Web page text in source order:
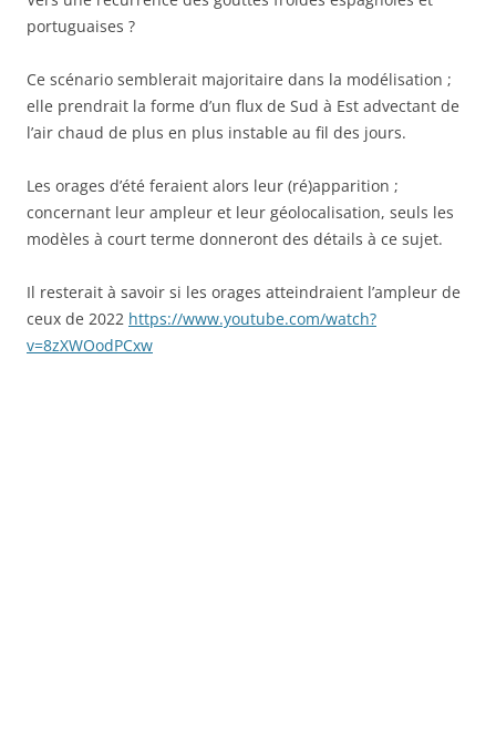
portuguaises ?
Ce scénario semblerait majoritaire dans la modélisation ;
elle prendrait la forme d’un flux de Sud à Est advectant de
l’air chaud de plus en plus instable au fil des jours.
Les orages d’été feraient alors leur (ré)apparition ;
concernant leur ampleur et leur géolocalisation, seuls les
modèles à court terme donneront des détails à ce sujet.
Il resterait à savoir si les orages atteindraient l’ampleur de
ceux de 2022 https://www.youtube.com/watch?
v=8zXWOodPCxw